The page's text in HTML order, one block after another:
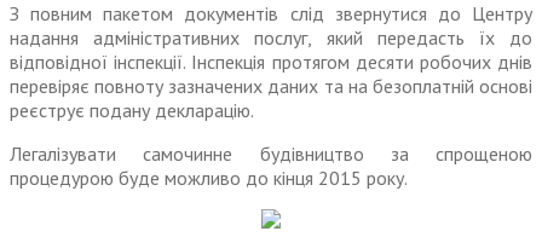
З повним пакетом документів слід звернутися до Центру
надання адміністративних послуг, який передасть їх до
відповідної інспекції. Інспекція протягом десяти робочих днів
перевіряє повноту зазначених даних та на безоплатній основі
реєструє подану декларацію.
Легалізувати самочинне будівництво за спрощеною
процедурою буде можливо до кінця 2015 року.